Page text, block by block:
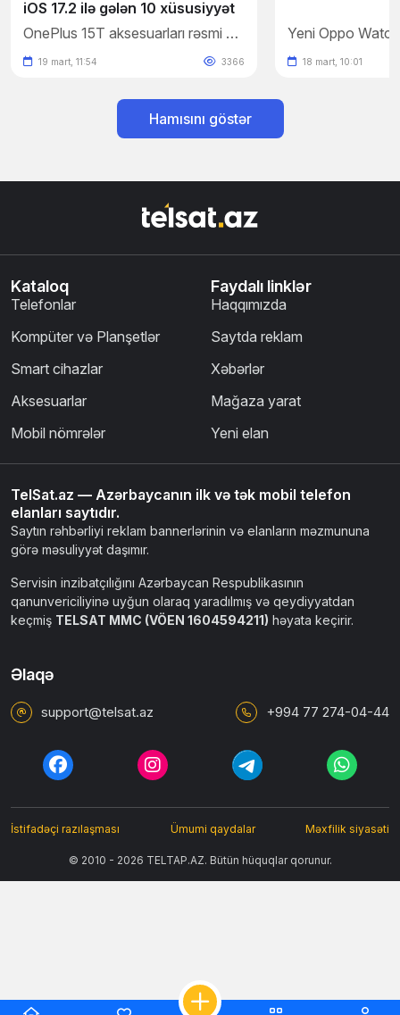
iOS 17.2 ilə gələn 10 xüsusiyyət
OnePlus 15T aksesuarları rəsmi şəkillərlə təsdiqləndi
19 mart, 11:54 3366 18 mart, 10:01
Hamısını göstər
Kataloq
Telefonlar
Kompüter və Planşetlər
Smart cihazlar
Aksesuarlar
Mobil nömrələr
Faydalı linklər
Haqqımızda
Saytda reklam
Xəbərlər
Mağaza yarat
Yeni elan
TelSat.az — Azərbaycanın ilk və tək mobil telefon
elanları saytıdır.
Saytın rəhbərliyi reklam bannerlərinin və elanların məzmununa
görə məsuliyyət daşımır.
Servisin inzibatçılığını Azərbaycan Respublikasının
qanunvericiliyinə uyğun olaraq yaradılmış və qeydiyyatdan
keçmiş TELSAT MMC (VÖEN 1604594211) həyata keçirir.
Əlaqə
support@telsat.az +994 77 274-04-44
© 2010 - 2026 TELTAP.AZ. Bütün hüquqlar qorunur.
İstifadəçi razılaşması Ümumi qaydalar Məxfilik siyasəti